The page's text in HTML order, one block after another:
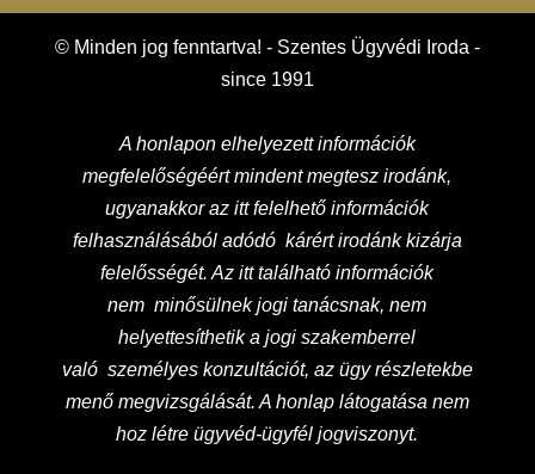
© Minden jog fenntartva! - Szentes Ügyvédi Iroda -
since 1991
A honlapon elhelyezett információk
megfelelőségéért mindent megtesz irodánk,
ugyanakkor az itt felelhető információk
felhasználásából adódó kárért irodánk kizárja
felelősségét. Az itt található információk
nem minősülnek jogi tanácsnak, nem
helyettesíthetik a jogi szakemberrel
való személyes konzultációt, az ügy részletekbe
menő megvizsgálását. A honlap látogatása nem
hoz létre ügyvéd-ügyfél jogviszonyt.